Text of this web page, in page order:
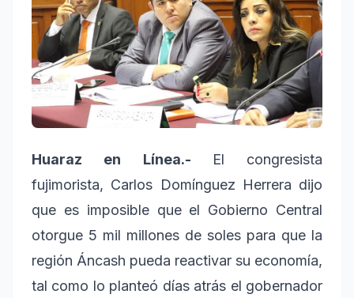
Huaraz en Línea.-
El congresista
fujimorista, Carlos Domínguez Herrera dijo
que es imposible que el Gobierno Central
otorgue 5 mil millones de soles para que la
región Áncash pueda reactivar su economía,
tal como lo planteó días atrás el gobernador